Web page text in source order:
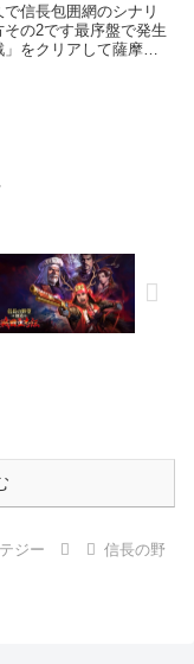
信長包囲網のシナリ
の2です最序盤で発生
」をクリアして薩摩・
ジー
信長の野